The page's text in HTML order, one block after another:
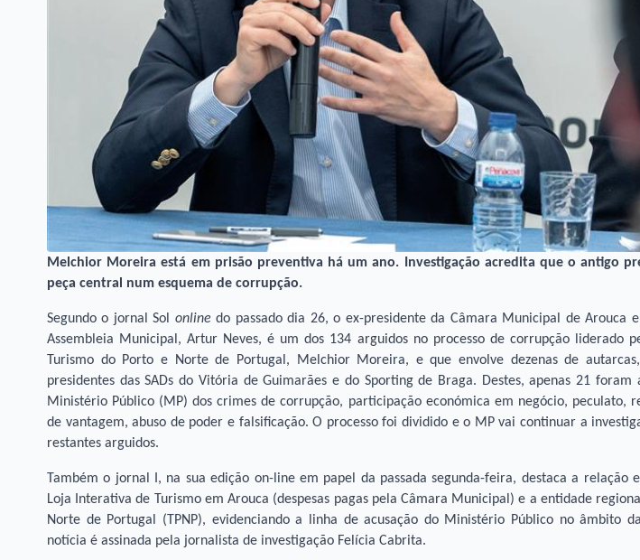
Melchior Moreira está em prisão preventiva há um ano. Investigação acredita que o antigo
peça central num esquema de corrupção.
Segundo o jornal Sol onlinedo passado dia 26, o ex-presidente da Câmara Municipal de Arouca
Assembleia Municipal, Artur Neves, é um dos 134 arguidos no processo de corrupção liderado
Turismo do Porto e Norte de Portugal, Melchior Moreira, e que envolve dezenas de
presidentes das SADs do Vitória de Guimarães e do Sporting de Braga. Destes, apenas 21 foram
Ministério Público (MP) dos crimes de corrupção, participação económica em negócio, peculato,
de vantagem, abuso de poder e falsificação. O processo foi dividido e o MP vai continuar a
restantes arguidos.
Também o jornal I, na sua edição on-line em papel da passada segunda-feira, destaca a relação
Loja Interativa de Turismo em Arouca (despesas pagas pela Câmara Municipal) e a entidade
Norte de Portugal (TPNP), evidenciando a linha de acusação do Ministério Público no âmbito da
notícia é assinada pela jornalista de investigação Felícia Cabrita.